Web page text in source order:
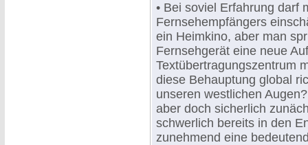
• Bei soviel Erfahrung darf
Fernsehempfängers
ein Heimkino, aber man
Fernsehgerät eine neue
Textübertragungszentrum
diese Behauptung global
unseren westlichen
aber doch sicherlich
schwerlich bereits in den
zunehmend eine